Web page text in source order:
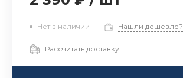
Нет в наличии Нашли дешевле?
Рассчитать доставку